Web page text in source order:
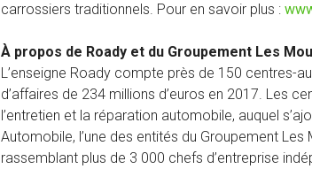
carrossiers traditionnels. Pour en savoir plus :
À propos de Roady et du Groupement Les
L’enseigne Roady compte près de 150 centres-
d’affaires de 234 millions d’euros en 2017. Les
l’entretien et la réparation automobile, auquel
Automobile, l’une des entités du Groupement
rassemblant plus de 3 000 chefs d’entreprise